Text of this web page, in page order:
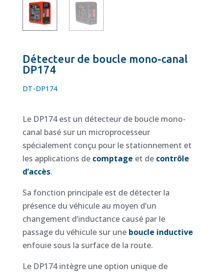
Détecteur de boucle mono-canal
DP174
DT-DP174
Le DP174 est un détecteur de boucle mono-
canal basé sur un microprocesseur
spécialement conçu pour le stationnement et
les applications de comptage et de contrôle
d’accès.
Sa fonction principale est de détecter la
présence du véhicule au moyen d’un
changement d’inductance causé par le
passage du véhicule sur une boucle inductive
enfouie sous la surface de la route.
Le DP174 intègre une option unique de